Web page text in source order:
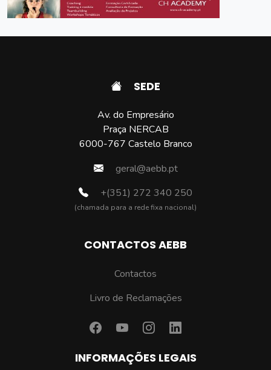
SEDE
Av. do Empresário
Praça NERCAB
6000-767 Castelo Branco
geral@aebb.pt
+(351) 272 340 250
(chamada para a rede fixa nacional)
CONTACTOS AEBB
Contactos
Livro de Reclamações
INFORMAÇÕES LEGAIS